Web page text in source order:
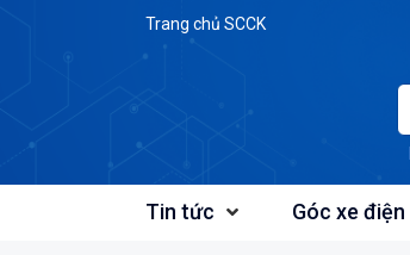
Trang chủ SCCK
Tin tức Góc xe điện